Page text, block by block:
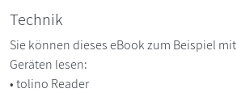
Technik
Sie können dieses eBook zum Beispiel
Geräten lesen:
• tolino Reader